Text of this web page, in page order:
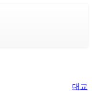
대교